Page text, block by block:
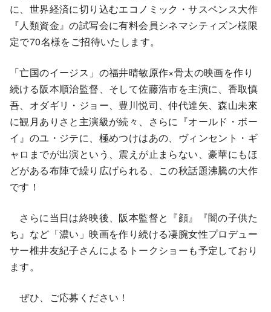
に、世界経済に切り込むエコノミック・サスペンス大作
『人類資金』の試写会に有料会員シネマシティズン様限
定で70名様をご招待いたします。
「亡国のイージス」の福井晴敏原作×骨太の映画を作り
続ける阪本順治監督、そして佐藤浩市を主演に、香取慎
吾、オダギリ・ジョー、豊川悦司、仲代達矢、森山未來
に観月ありさと主演級が続々、さらに『オールド・ボー
イ』のユ・ジテに、極めつけはあの、ヴィンセント・ギ
ャロまでが出演という、震えが止まらない、豪華にもほ
どがある布陣で繰り広げられる、この秋話題沸騰の大作
です！
さらに当日は終映後、阪本監督と『顔』『闇の子供た
ち』など「濃い」映画を作り続ける凄腕女性プロデュー
サー椎井友紀子さんによるトークショーも予定しており
ます。
ぜひ、ご応募ください！